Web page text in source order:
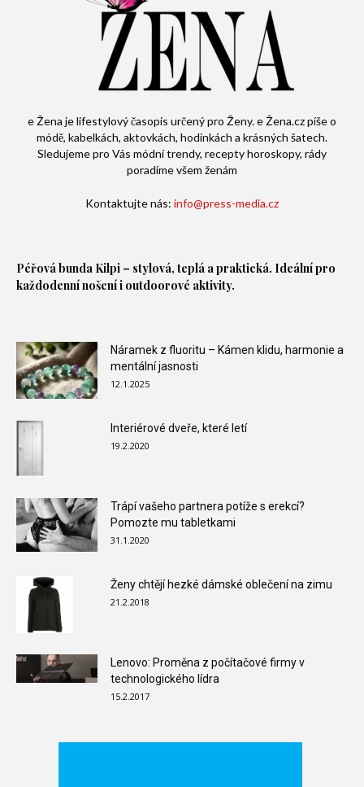
e Žena je lifestylový časopis určený pro Ženy. e Žena.cz píše o
módě, kabelkách, aktovkách, hodinkách a krásných šatech.
Sledujeme pro Vás módní trendy, recepty horoskopy, rády
poradíme všem ženám
Kontaktujte nás: info@press-media.cz
Péřová bunda Kilpi – stylová, teplá a praktická. Ideální pro
každodenní nošení i outdoorové aktivity.
Náramek z fluoritu – Kámen klidu, harmonie a
mentální jasnosti
12.1.2025
Interiérové dveře, které letí
19.2.2020
Trápí vašeho partnera potíže s erekcí?
Pomozte mu tabletkami
31.1.2020
Ženy chtějí hezké dámské oblečení na zimu
21.2.2018
Lenovo: Proměna z počítačové firmy v
technologického lídra
15.2.2017